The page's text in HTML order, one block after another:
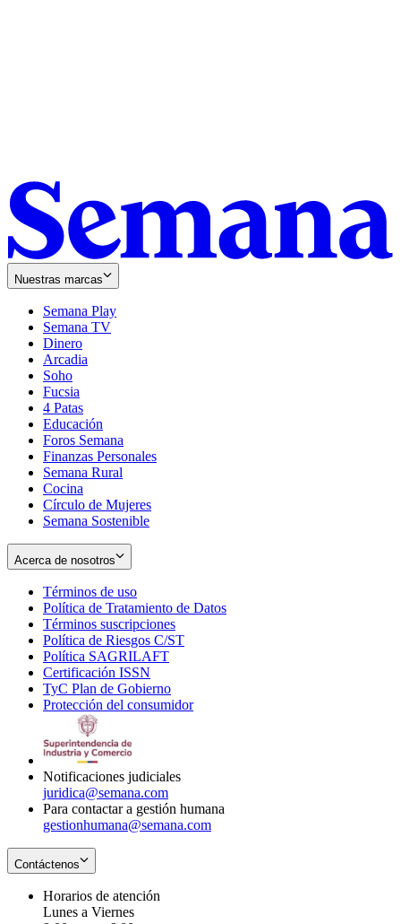
Nuestras marcas
Semana Play
Semana TV
Dinero
Arcadia
Soho
in
new
window
Fucsia
in
new
window
4 Patas
Educación
Foros Semana
Finanzas Personales
Semana Rural
Cocina
Círculo de Mujeres
Semana Sostenible
Acerca de nosotros
Términos de uso
in
new
window
Política de Tratamiento de Datos
Términos suscripciones
in
Política de Riesgos C/ST
Política SAGRILAFT
new
window
Certificación ISSN
in
new
TyC Plan de Gobierno
in
Protección del consumidorOpens
Notificaciones judiciales
juridica@semana.com
Para contactar a gestión humana
gestionhumana@semana.com
Contáctenos
Horarios de atención
Lunes a Viernes